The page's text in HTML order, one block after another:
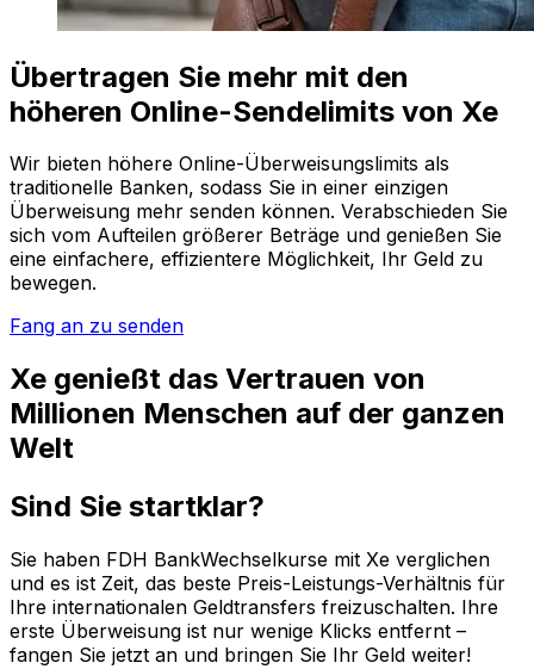
Übertragen Sie mehr mit den
höheren Online-Sendelimits von Xe
Wir bieten höhere Online-Überweisungslimits als
traditionelle Banken, sodass Sie in einer einzigen
Überweisung mehr senden können. Verabschieden Sie
sich vom Aufteilen größerer Beträge und genießen Sie
eine einfachere, effizientere Möglichkeit, Ihr Geld zu
bewegen.
Fang an zu senden
Xe genießt das Vertrauen von
Millionen Menschen auf der ganzen
Welt
Sind Sie startklar?
Sie haben FDH BankWechselkurse mit Xe verglichen
und es ist Zeit, das beste Preis-Leistungs-Verhältnis für
Ihre internationalen Geldtransfers freizuschalten. Ihre
erste Überweisung ist nur wenige Klicks entfernt –
fangen Sie jetzt an und bringen Sie Ihr Geld weiter!